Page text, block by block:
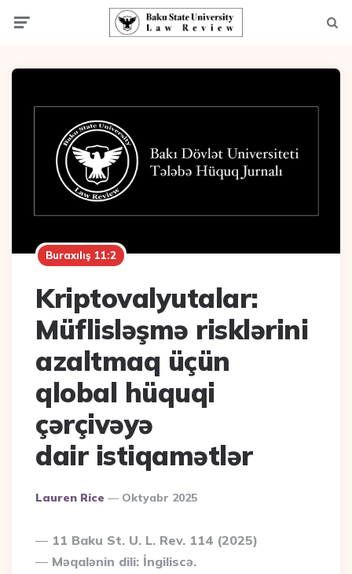
Buraxılış 11:2
Kriptovalyutalar:
Müflisləşmə risklərini
azaltmaq üçün
qlobal hüquqi
çərçivəyə
dair istiqamətlər
Posted
Lauren Rice Oktyabr 2025
11 Baku St. U. L. Rev. 114 (2025)
Məqalənin dili: İngiliscə.